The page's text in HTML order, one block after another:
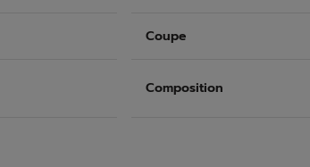
Coupe
Composition